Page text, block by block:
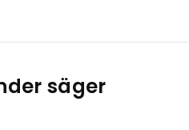
säger